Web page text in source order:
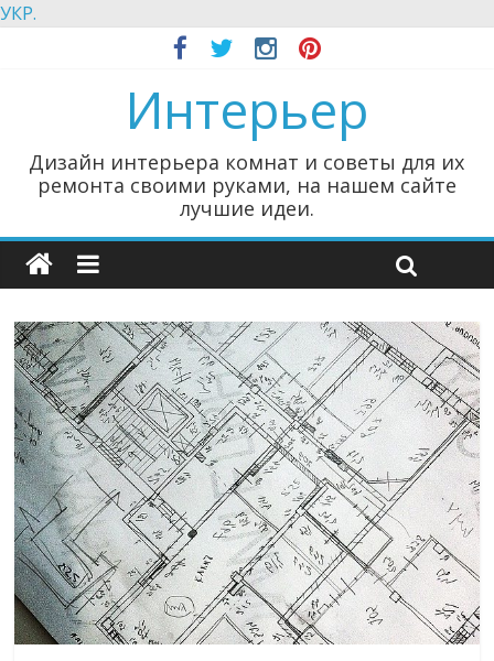
УКР.
Интерьер
Дизайн интерьера комнат и советы для их
ремонта своими руками, на нашем сайте
лучшие идеи.